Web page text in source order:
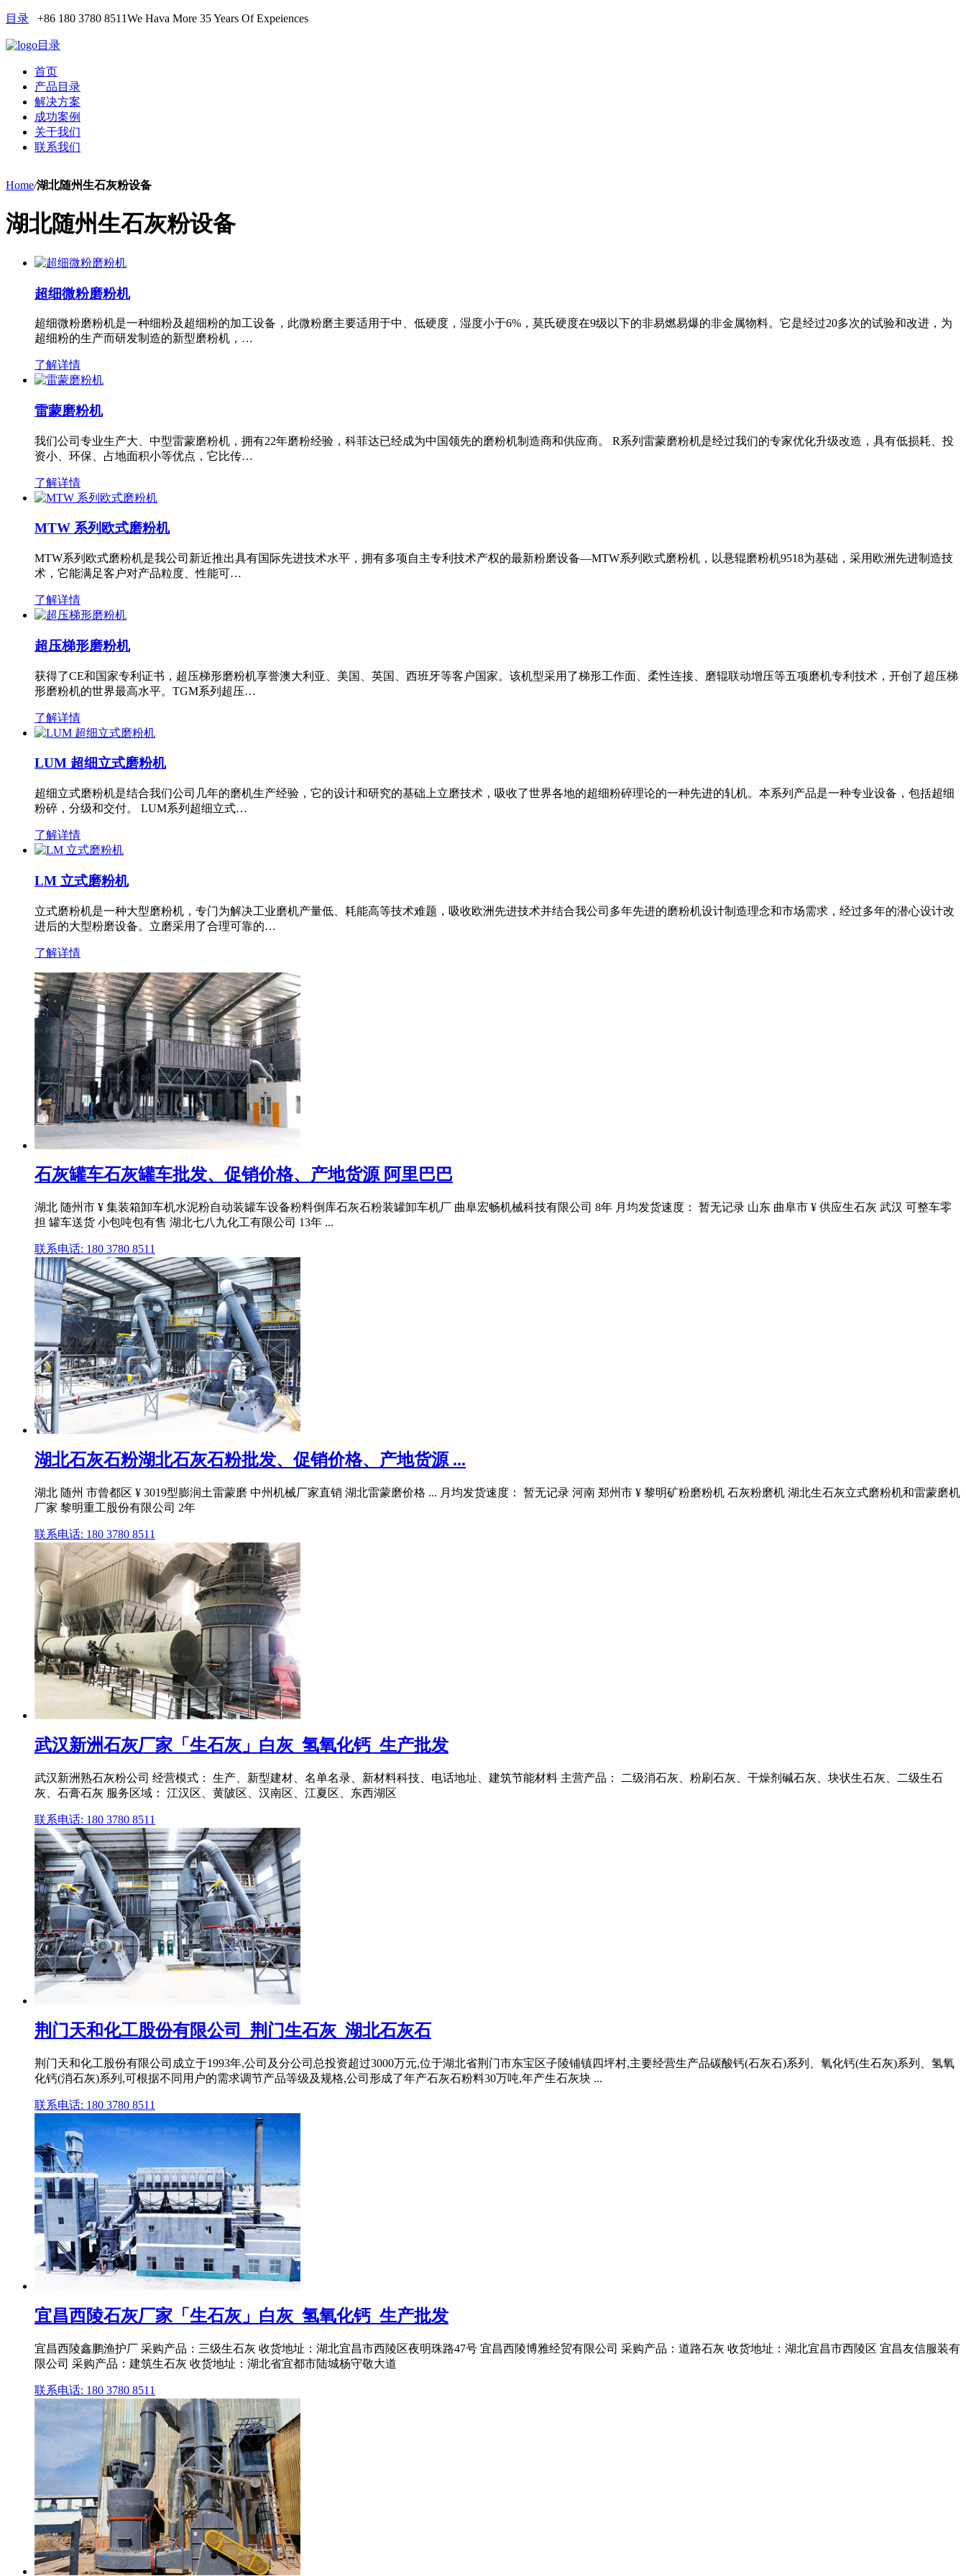
目录 +86 180 3780 8511We Hava More 35 Years Of Expeiences
目录
首页
产品目录
解决方案
成功案例
关于我们
联系我们
Home/湖北随州生石灰粉设备
湖北随州生石灰粉设备
超细微粉磨粉机
超细微粉磨粉机是一种细粉及超细粉的加工设备，此微粉磨主要适用于中、低硬度，湿度小于6%，莫氏硬度在9级以下的非易燃易爆的非金属物料。它是经过20多次的试验和改进，为
超细粉的生产而研发制造的新型磨粉机，…
了解详情
雷蒙磨粉机
我们公司专业生产大、中型雷蒙磨粉机，拥有22年磨粉经验，科菲达已经成为中国领先的磨粉机制造商和供应商。 R系列雷蒙磨粉机是经过我们的专家优化升级改造，具有低损耗、投
资小、环保、占地面积小等优点，它比传…
了解详情
MTW 系列欧式磨粉机
MTW系列欧式磨粉机是我公司新近推出具有国际先进技术水平，拥有多项自主专利技术产权的最新粉磨设备—MTW系列欧式磨粉机，以悬辊磨粉机9518为基础，采用欧洲先进制造技
术，它能满足客户对产品粒度、性能可…
了解详情
超压梯形磨粉机
获得了CE和国家专利证书，超压梯形磨粉机享誉澳大利亚、美国、英国、西班牙等客户国家。该机型采用了梯形工作面、柔性连接、磨辊联动增压等五项磨机专利技术，开创了超压梯
形磨粉机的世界最高水平。TGM系列超压…
了解详情
LUM 超细立式磨粉机
超细立式磨粉机是结合我们公司几年的磨机生产经验，它的设计和研究的基础上立磨技术，吸收了世界各地的超细粉碎理论的一种先进的轧机。本系列产品是一种专业设备，包括超细
粉碎，分级和交付。 LUM系列超细立式…
了解详情
LM 立式磨粉机
立式磨粉机是一种大型磨粉机，专门为解决工业磨机产量低、耗能高等技术难题，吸收欧洲先进技术并结合我公司多年先进的磨粉机设计制造理念和市场需求，经过多年的潜心设计改
进后的大型粉磨设备。立磨采用了合理可靠的…
了解详情
石灰罐车石灰罐车批发、促销价格、产地货源 阿里巴巴
湖北 随州市 ¥ 集装箱卸车机水泥粉自动装罐车设备粉料倒库石灰石粉装罐卸车机厂 曲阜宏畅机械科技有限公司 8年 月均发货速度： 暂无记录 山东 曲阜市 ¥ 供应生石灰 武汉 可整车零
担 罐车送货 小包吨包有售 湖北七八九化工有限公司 13年 ...
联系电话: 180 3780 8511
湖北石灰石粉湖北石灰石粉批发、促销价格、产地货源 ...
湖北 随州 市曾都区 ¥ 3019型膨润土雷蒙磨 中州机械厂家直销 湖北雷蒙磨价格 ... 月均发货速度： 暂无记录 河南 郑州市 ¥ 黎明矿粉磨粉机 石灰粉磨机 湖北生石灰立式磨粉机和雷蒙磨机
厂家 黎明重工股份有限公司 2年
联系电话: 180 3780 8511
武汉新洲石灰厂家「生石灰」白灰_氢氧化钙_生产批发
武汉新洲熟石灰粉公司 经营模式： 生产、新型建材、名单名录、新材料科技、电话地址、建筑节能材料 主营产品： 二级消石灰、粉刷石灰、干燥剂碱石灰、块状生石灰、二级生石
灰、石膏石灰 服务区域： 江汉区、黄陂区、汉南区、江夏区、东西湖区
联系电话: 180 3780 8511
荆门天和化工股份有限公司_荆门生石灰_湖北石灰石
荆门天和化工股份有限公司成立于1993年,公司及分公司总投资超过3000万元,位于湖北省荆门市东宝区子陵铺镇四坪村,主要经营生产品碳酸钙(石灰石)系列、氧化钙(生石灰)系列、氢氧
化钙(消石灰)系列,可根据不同用户的需求调节产品等级及规格,公司形成了年产石灰石粉料30万吨,年产生石灰块 ...
联系电话: 180 3780 8511
宜昌西陵石灰厂家「生石灰」白灰_氢氧化钙_生产批发
宜昌西陵鑫鹏渔护厂 采购产品：三级生石灰 收货地址：湖北宜昌市西陵区夜明珠路47号 宜昌西陵博雅经贸有限公司 采购产品：道路石灰 收货地址：湖北宜昌市西陵区 宜昌友信服装有
限公司 采购产品：建筑生石灰 收货地址：湖北省宜都市陆城杨守敬大道
联系电话: 180 3780 8511